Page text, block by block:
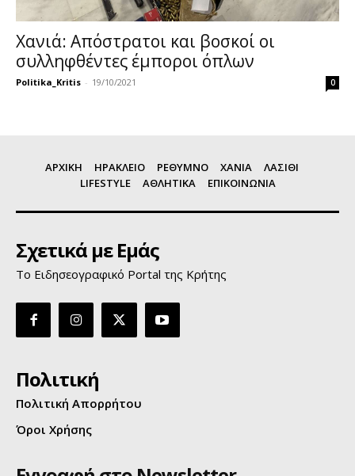
Χανιά: Απόστρατοι και βοσκοί οι
συλληφθέντες έμποροι όπλων
Politika_Kritis - 19/10/2021 0
ΑΡΧΙΚΗ ΗΡΑΚΛΕΙΟ ΡΕΘΥΜΝΟ ΧΑΝΙΑ
ΛΑΣΙΘΙ
LIFESTYLE
ΑΘΛΗΤΙΚΑ ΕΠΙΚΟΙΝΩΝΙΑ
Σχετικά με Εμάς
Το Ειδησεογραφικό Portal της Κρήτης
Πολιτική
Πολιτική Απορρήτου
Όροι Χρήσης